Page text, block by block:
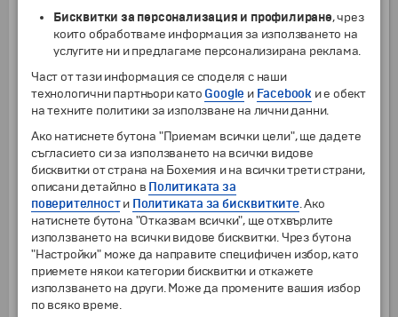
природа. Нощувка в Хьофн.
Йокулсарлон–Национален парк Ватнайокул–
Диамантения плаж
Закуска. Отпътуване за живописното
югоизточно крайбрежие на Исландия. Първата
където големи айсберги плават бавно по
водата, отразявайки небето и създавайки
невероятни сини, бели и тюркоазени оттенъци.
Лагуната е дом на различни морски птици, а
спокойната вода и величествените ледници
предлагат усещане за сурова, непокътната
природа. Посещение наДиамантения плаж–
плаж с черен вулканичен пясък, по който са
разпръснати ледени блокове, сякаш огледални
диаманти. Контрастът между черния пясък и
кристалните ледени късове създава магическа
Бисквитки за персонализация и профилиране, чрез
които обработваме информация за използването на
услугите ни и предлагаме персонализирана реклама.
Част от тази информация се споделя с наши
технологични партньори като Google и Facebook и е обект
на техните политики за използване на лични данни.
Ако натиснете бутона "Приемам всички цели", ще дадете
съгласието си за използването на всички видове
бисквитки от страна на Бохемия и на всички трети страни,
описани детайлно в Политиката за
поверителности Политиката за бисквитките. Ако
натиснете бутона "Отказвам всички", ще отхвърлите
използването на всички видове бисквитки. Чрез бутона
"Настройки" може да направите специфичен избор, като
приемете някои категории бисквитки и откажете
използването на други. Може да промените вашия избор
по всяко време.